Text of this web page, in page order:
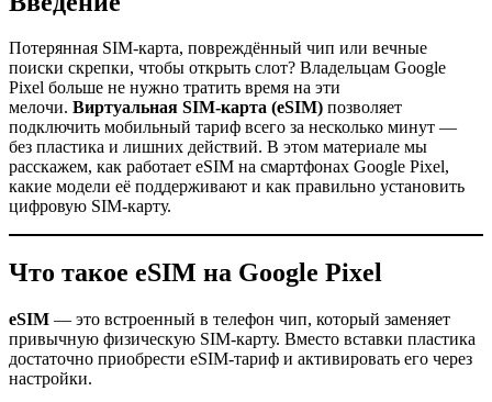
Потерянная SIM-карта, повреждённый чип или вечные
поиски скрепки, чтобы открыть слот? Владельцам Google
Pixel больше не нужно тратить время на эти
мелочи. Виртуальная SIM-карта (eSIM) позволяет
подключить мобильный тариф всего за несколько минут —
без пластика и лишних действий. В этом материале мы
расскажем, как работает eSIM на смартфонах Google Pixel,
какие модели её поддерживают и как правильно установить
цифровую SIM-карту.
Что такое eSIM на Google Pixel
eSIM — это встроенный в телефон чип, который заменяет
привычную физическую SIM-карту. Вместо вставки пластика
достаточно приобрести eSIM-тариф и активировать его через
настройки.